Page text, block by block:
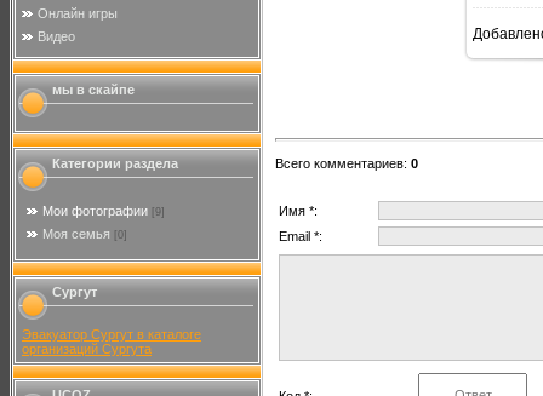
Онлайн игры
Видео
мы в скайпе
Категории раздела
Мои фотографии [9]
Моя семья [0]
Сургут
Эвакуатор Сургут в каталоге
организаций Сургута
Всего комментариев: 0
Имя *:
Email *: